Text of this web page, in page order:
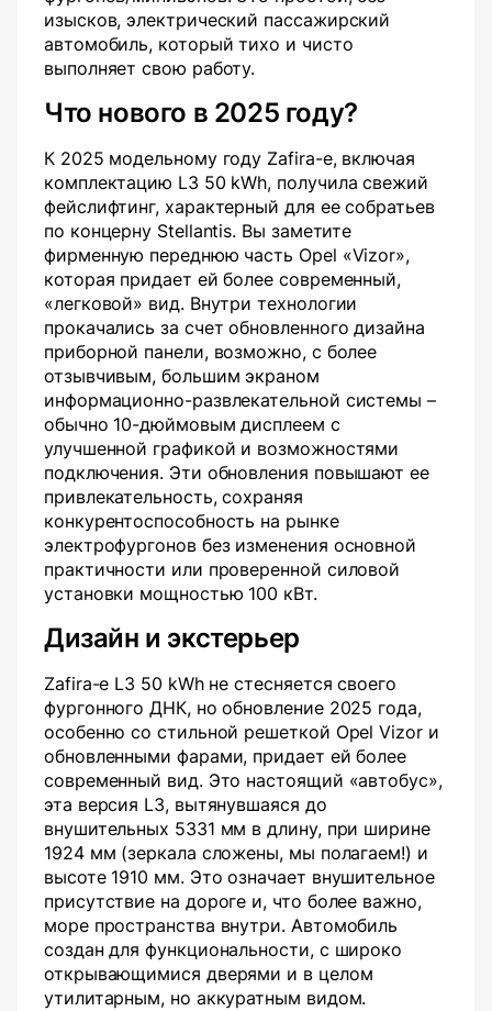
изысков, электрический пассажирский
автомобиль, который тихо и чисто
выполняет свою работу.
Что нового в 2025 году?
К 2025 модельному году Zafira-e, включая
комплектацию L3 50 kWh, получила свежий
фейслифтинг, характерный для ее собратьев
по концерну Stellantis. Вы заметите
фирменную переднюю часть Opel «Vizor»,
которая придает ей более современный,
«легковой» вид. Внутри технологии
прокачались за счет обновленного дизайна
приборной панели, возможно, с более
отзывчивым, большим экраном
информационно-развлекательной системы –
обычно 10-дюймовым дисплеем с
улучшенной графикой и возможностями
подключения. Эти обновления повышают ее
привлекательность, сохраняя
конкурентоспособность на рынке
электрофургонов без изменения основной
практичности или проверенной силовой
установки мощностью 100 кВт.
Дизайн и экстерьер
Zafira-e L3 50 kWh не стесняется своего
фургонного ДНК, но обновление 2025 года,
особенно со стильной решеткой Opel Vizor и
обновленными фарами, придает ей более
современный вид. Это настоящий «автобус»,
эта версия L3, вытянувшаяся до
внушительных 5331 мм в длину, при ширине
1924 мм (зеркала сложены, мы полагаем!) и
высоте 1910 мм. Это означает внушительное
присутствие на дороге и, что более важно,
море пространства внутри. Автомобиль
создан для функциональности, с широко
открывающимися дверями и в целом
утилитарным, но аккуратным видом.